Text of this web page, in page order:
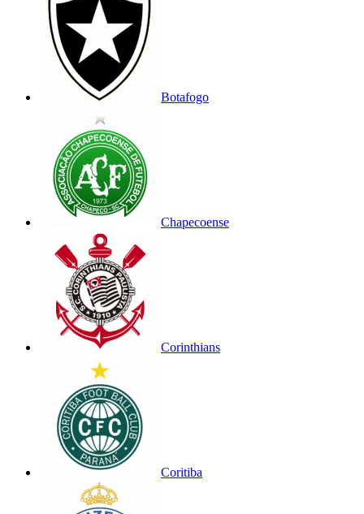
Botafogo
Chapecoense
Corinthians
Coritiba